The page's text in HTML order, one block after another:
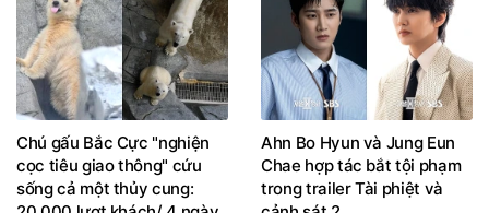
Chú gấu Bắc Cực "nghiện
cọc tiêu giao thông" cứu
sống cả một thủy cung:
Ahn Bo Hyun và Jung Eun
Chae hợp tác bắt tội phạm
trong trailer Tài phiệt và